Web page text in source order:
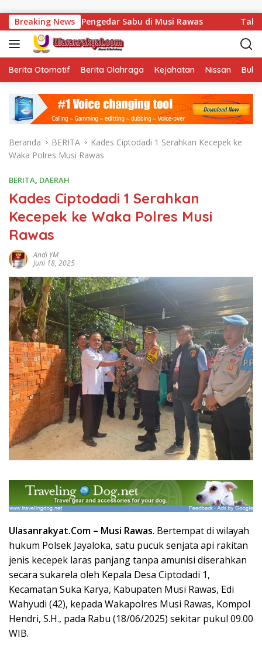
Breaking News
Pengedar Sabu di Musi Rawas Tak Sekadar
Berita Otomotif Berita Olahraga Kejahatan Nissan
Beranda BERITA
Kades Ciptodadi 1 Serahkan Kecepek ke
Waka Polres Musi Rawas
BERITA, DAERAH
Kades Ciptodadi 1 Serahkan
Kecepek ke Waka Polres Musi
Rawas
Andi YM
Juni 18, 2025
Ulasanrakyat.Com – Musi Rawas. Bertempat di wilayah
hukum Polsek Jayaloka, satu pucuk senjata api rakitan
jenis kecepek laras panjang tanpa amunisi diserahkan
secara sukarela oleh Kepala Desa Ciptodadi 1,
Kecamatan Suka Karya, Kabupaten Musi Rawas, Edi
Wahyudi (42), kepada Wakapolres Musi Rawas, Kompol
Hendri, S.H., pada Rabu (18/06/2025) sekitar pukul 09.00
WIB.